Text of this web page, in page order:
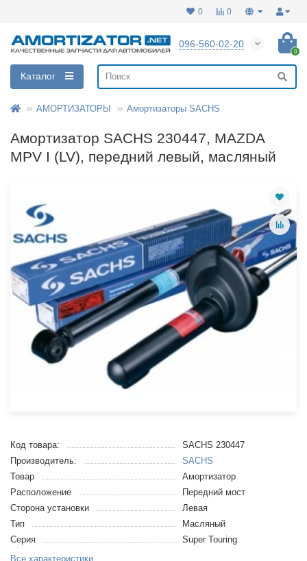
0
0
096-560-02-20
0
Каталог
АМОРТИЗАТОРЫ Амортизаторы SACHS
Амортизатор SACHS 230447, MAZDA
MPV I (LV), передний левый, масляный
Код товара:
SACHS 230447
Производитель:
SACHS
Товар
Амортизатор
Расположение
Передний мост
Сторона установки
Левая
Тип
Масляный
Серия
Super Touring
Все характеристики